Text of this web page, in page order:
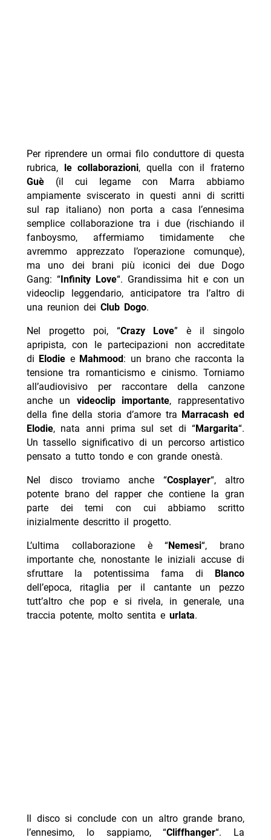
Per riprendere un ormai filo conduttore di questa
rubrica,
le collaborazioni, quella con il fraterno
Guè(il cui legame con Marra abbiamo
ampiamente sviscerato in questi anni di scritti
sul rap italiano) non porta a casa l’ennesima
semplice collaborazione tra i due (rischiando il
fanboysmo, affermiamo timidamente che
avremmo apprezzato l’operazione comunque),
ma uno dei brani più iconici dei due Dogo
Gang: “ Infinity Love“. Grandissima hit e con un
videoclip leggendario, anticipatore tra l’altro di
una reunion dei Club Dogo.
Nel progetto poi, “Crazy Love” è il singolo
apripista, con le partecipazioni non accreditate
di Elodie e Mahmood : un brano che racconta la
tensione tra romanticismo e cinismo. Torniamo
all’audiovisivo per raccontare della canzone
anche un videoclip importante, rappresentativo
della fine della storia d’amore tra Marracash ed
Elodie, nata anni prima sul set di “Margarita“.
Un tassello significativo di un percorso artistico
pensato a tutto tondo e con grande onestà.
Nel disco troviamo anche “Cosplayer“, altro
potente brano del rapper che contiene la gran
parte dei temi con cui abbiamo scritto
inizialmente descritto il progetto.
L’ultima collaborazione è “Nemesi“, brano
importante che, nonostante le iniziali accuse di
sfruttare la potentissima fama di
Blanco
dell’epoca, ritaglia per il cantante un pezzo
tutt’altro che pop e si rivela, in generale, una
traccia potente, molto sentita e urlata.
Il disco si conclude con un altro grande brano,
l’ennesimo, lo sappiamo, “Cliffhanger“. La